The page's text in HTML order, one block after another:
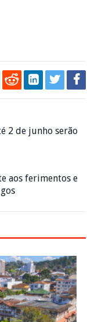
2 de junho serão
aos ferimentos e